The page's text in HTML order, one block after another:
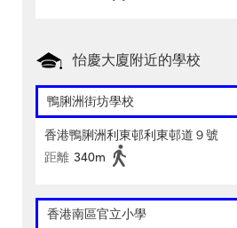
怡慶大廈附近的學校
鴨脷洲街坊學校
香港鴨脷洲利東邨利東邨道９號
距離 340m
香港南區官立小學